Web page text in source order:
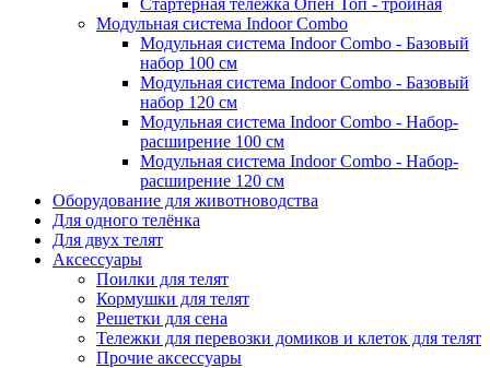
Стартерная тележка Опен Топ - тройная
Модульная система Indoor Combo
Модульная система Indoor Combo - Базовый
набор 100 см
Модульная система Indoor Combo - Базовый
набор 120 см
Модульная система Indoor Combo - Набор-
расширение 100 см
Модульная система Indoor Combo - Набор-
расширение 120 см
Оборудование для животноводства
Для одного телёнка
Для двух телят
Аксессуары
Поилки для телят
Кормушки для телят
Решетки для сена
Тележки для перевозки домиков и клеток для телят
Прочие аксессуары